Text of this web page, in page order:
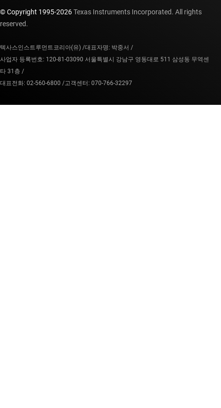
© Copyright 1995-2026Texas Instruments Incorporated. All rights
reserved.
텍사스인스트루먼트코리아(유) /대표자명: 박중서 /
사업자 등록번호: 120-81-03090 서울특별시 강남구 영동대로 511 삼성동 무역센
타 31층 /
대표전화: 02-560-6800 /고객센터: 070-766-32297